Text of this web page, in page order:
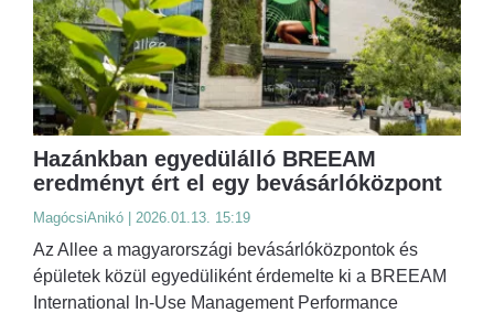
Hazánkban egyedülálló BREEAM
eredményt ért el egy bevásárlóközpont
MagócsiAnikó | 2026.01.13. 15:19
Az Allee a magyarországi bevásárlóközpontok és
épületek közül egyedüliként érdemelte ki a BREEAM
International In-Use Management Performance